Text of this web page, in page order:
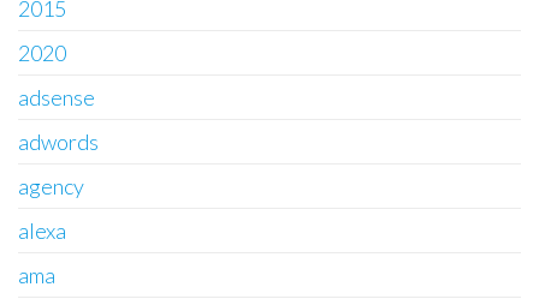
2015
2020
adsense
adwords
agency
alexa
ama